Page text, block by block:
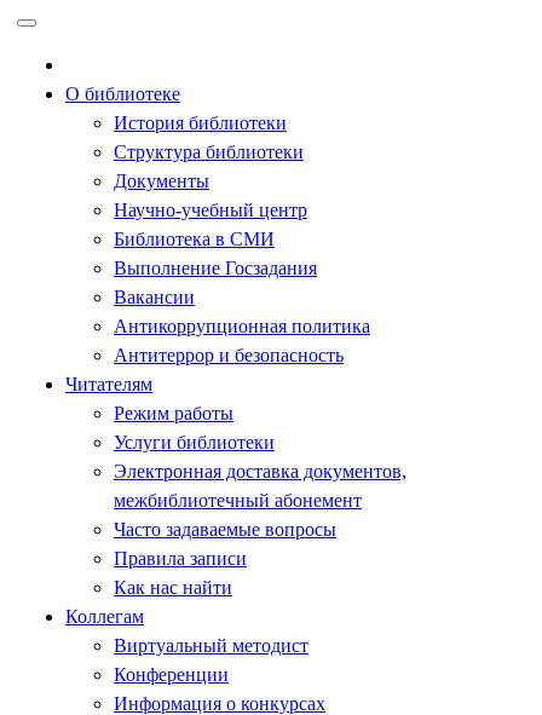
содержимому
О библиотеке
История библиотеки
Структура библиотеки
Документы
Научно-учебный центр
Библиотека в СМИ
Выполнение Госзадания
Вакансии
Антикоррупционная политика
Антитеррор и безопасность
Читателям
Режим работы
Услуги библиотеки
Электронная доставка документов,
межбиблиотечный абонемент
Часто задаваемые вопросы
Правила записи
Как нас найти
Коллегам
Виртуальный методист
Конференции
Информация о конкурсах